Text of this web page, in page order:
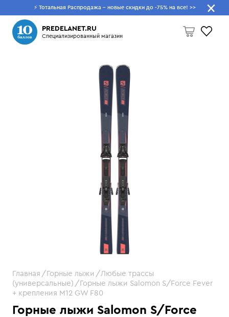
⚡ Тотальная Распродажа - новые скидки до -75% на все! >>
PREDELANET.RU
Специализированный магазин
Что будем искать?
Главная Горные лыжи
Любые трассы
(универсальные)
Горные лыжи Salomon S/Force Fever
+ крепления M12 GW F80
Горные лыжи Salomon S/Force